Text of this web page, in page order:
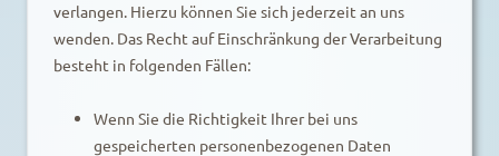
verlangen. Hierzu können Sie sich jederzeit an uns
wenden. Das Recht auf Einschränkung der Verarbeitung
besteht in folgenden Fällen:
Wenn Sie die Richtigkeit Ihrer bei uns
gespeicherten personenbezogenen Daten